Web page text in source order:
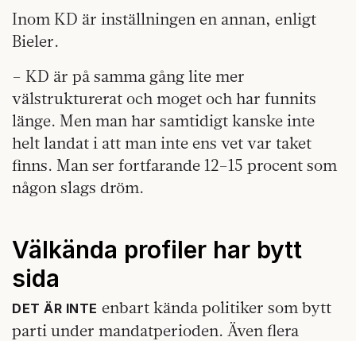
Inom KD är inställningen en annan, enligt
Bieler.
– KD är på samma gång lite mer
välstrukturerat och moget och har funnits
länge. Men man har samtidigt kanske inte
helt landat i att man inte ens vet var taket
finns. Man ser fortfarande 12–15 procent som
någon slags dröm.
Välkända profiler har bytt
sida
DET ÄR INTE enbart kända politiker som bytt
parti under mandatperioden. Även flera